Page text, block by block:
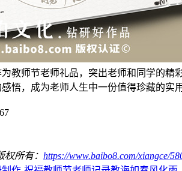
教师节老师礼品，突出老师和同学的精
悟，成为老师人生中一份值得珍藏的实
权所有： https://www.baibo8.com/xiangce/